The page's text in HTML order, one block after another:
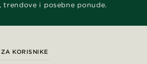
trendove i posebne ponude.
KORISNIKE